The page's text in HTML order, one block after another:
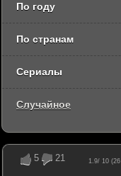
5 21 1.9/ 10 (26
По году
По странам
Сериалы
Случайное